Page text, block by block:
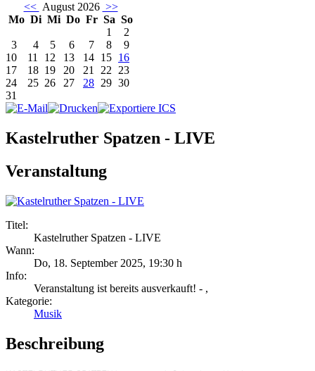
<< August 2026 >>
Mo Di Mi Do Fr Sa So
1
2
3
4 5 6 7 8
9
10
11 12 13 14 15 16
17
18 19 20 21 22 23
24
25 26 27 28 29 30
31
Kastelruther Spatzen - LIVE
Veranstaltung
Titel:
Kastelruther Spatzen - LIVE
Wann:
Do, 18. September 2025, 19:30 h
Info:
Veranstaltung ist bereits ausverkauft! - ,
Kategorie:
Musik
Beschreibung